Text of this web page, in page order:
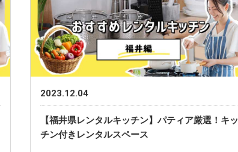
2023.12.04
【福井県レンタルキッチン】パティア厳選！キッ
チン付きレンタルスペース